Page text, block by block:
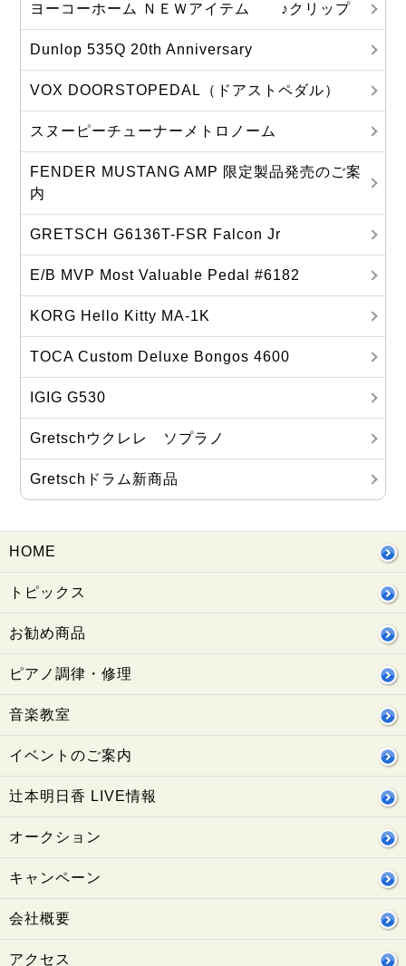
ヨーコーホーム ＮＥＷアイテム ♪クリップ
Dunlop 535Q 20th Anniversary
VOX DOORSTOPEDAL（ドアストペダル）
スヌーピーチューナーメトロノーム
FENDER MUSTANG AMP 限定製品発売のご案
内
GRETSCH G6136T-FSR Falcon Jr
E/B MVP Most Valuable Pedal #6182
KORG Hello Kitty MA‐1K
TOCA Custom Deluxe Bongos 4600
IGIG G530
Gretschウクレレ ソプラノ
Gretschドラム新商品
HOME
トピックス
お勧め商品
ピアノ調律・修理
音楽教室
イベントのご案内
辻本明日香 LIVE情報
オークション
キャンペーン
会社概要
アクセス